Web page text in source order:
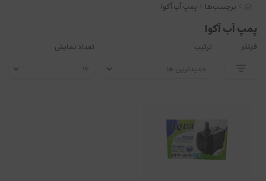
برچسب‌ها پمپ آب آکوا
پمپ آب آکوا
فیلتر ترتیب تعداد نمایش